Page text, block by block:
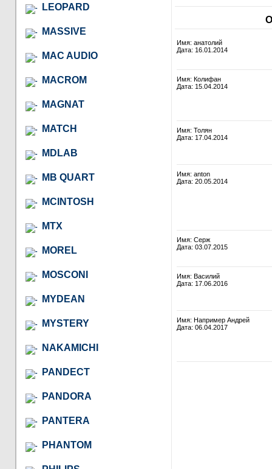
LEOPARD
MASSIVE
MAC AUDIO
MACROM
MAGNAT
MATCH
MDLAB
MB QUART
MCINTOSH
MTX
MOREL
MOSCONI
MYDEAN
MYSTERY
NAKAMICHI
PANDECT
PANDORA
PANTERA
PHANTOM
Имя: анатолий
Дата: 16.01.2014
Имя: Колифан
Дата: 15.04.2014
Имя: Толян
Дата: 17.04.2014
Имя: anton
Дата: 20.05.2014
Имя: Серж
Дата: 03.07.2015
Имя: Василий
Дата: 17.06.2016
Имя: Например Андрей
Дата: 06.04.2017